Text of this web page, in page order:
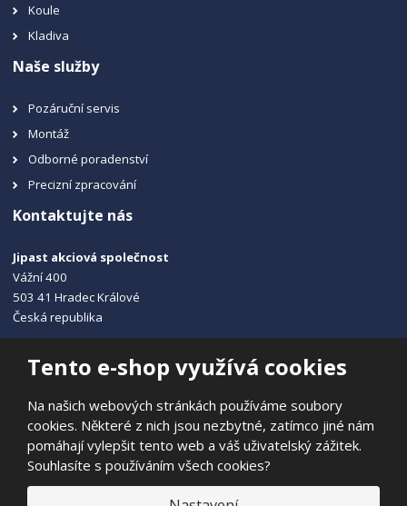
Tento e-shop využívá cookies
Na našich webových stránkách používáme soubory
cookies. Některé z nich jsou nezbytné, zatímco jiné nám
pomáhají vylepšit tento web a váš uživatelský zážitek.
Souhlasíte s používáním všech cookies?
Koule
Kladiva
Naše služby
Pozáruční servis
Montáž
Odborné poradenství
Precizní zpracování
Kontaktujte nás
Jipast akciová společnost
Vážní 400
503 41 Hradec Králové
Česká republika
info@jipast.cz
© 2026, JIPAST akciová společnost
Ochrana osobních údajů